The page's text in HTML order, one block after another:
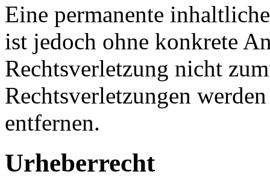
Eine permanente
ist jedoch ohne konkrete
Rechtsverletzung nicht
Rechtsverletzungen
entfernen.
Urheberrecht